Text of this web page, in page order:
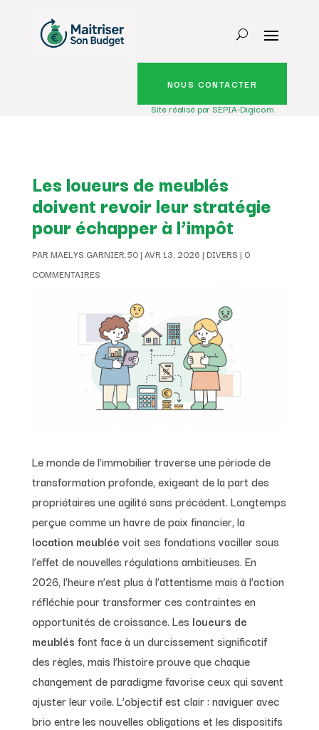
NOUS CONTACTER
Site réalisé par SEPIA-Digicom
Les loueurs de meublés
doivent revoir leur stratégie
pour échapper à l’impôt
PARMAELYS.GARNIER.50| AVR 13, 2026 | DIVERS | 0
COMMENTAIRES
Le monde de l’immobilier traverse une période de
transformation profonde, exigeant de la part des
propriétaires une agilité sans précédent. Longtemps
perçue comme un havre de paix financier, la
location meublée voit ses fondations vaciller sous
l’effet de nouvelles régulations ambitieuses. En
2026, l’heure n’est plus à l’attentisme mais à l’action
réfléchie pour transformer ces contraintes en
opportunités de croissance. Les loueurs de
meublés font face à un durcissement significatif
des règles, mais l’histoire prouve que chaque
changement de paradigme favorise ceux qui savent
ajuster leur voile. L’objectif est clair : naviguer avec
brio entre les nouvelles obligations et les dispositifs